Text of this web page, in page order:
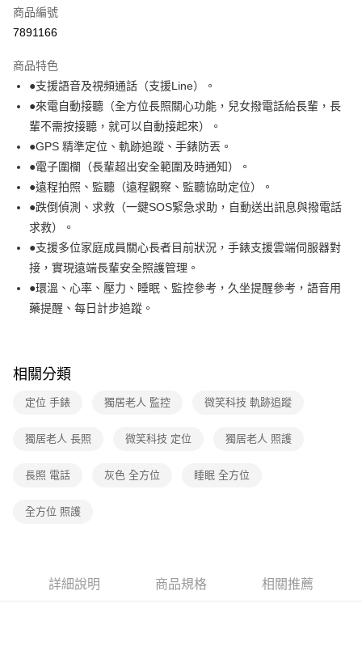
運送方式
本島宅配-活動商品
免運費
離島宅配-常溫商品
免運費
商品編號
7891166
商品特色
●支援語音及視頻通話（支援Line）。
●來電自動接聽（全方位長照關心功能，兒女撥電話給長輩，長
輩不需按接聽，就可以自動接起來）。
●GPS 精準定位、軌跡追蹤、手錶防丟。
●電子圍欄（長輩超出安全範圍及時通知）。
●遠程拍照、監聽（遠程觀察、監聽協助定位）。
●跌倒偵測、求救（一鍵SOS緊急求助，自動送出訊息與撥電話
求救）。
●支援多位家庭成員關心長者目前狀況，手錶支援雲端伺服器對
接，實現遠端長輩安全照護管理。
●環溫、心率、壓力、睡眠、監控參考，久坐提醒參考，語音用
藥提醒、每日計步追蹤。
相關分類
定位 手錶 獨居老人 監控 微笑科技 軌跡追蹤
獨居老人 長照 微笑科技 定位 獨居老人 照護
長照 電話 灰色 全方位 睡眠 全方位
全方位 照護
詳細說明 商品規格 相關推薦